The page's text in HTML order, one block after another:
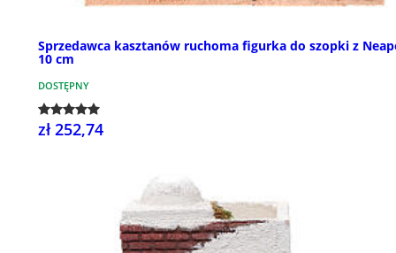
Sprzedawca kasztanów ruchoma figurka do szopki z
10 cm
DOSTĘPNY
zł 252,74